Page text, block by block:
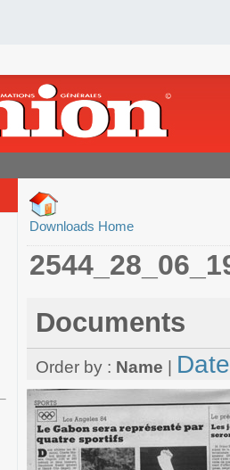
Downloads Home
Documents
Order by : Name Date